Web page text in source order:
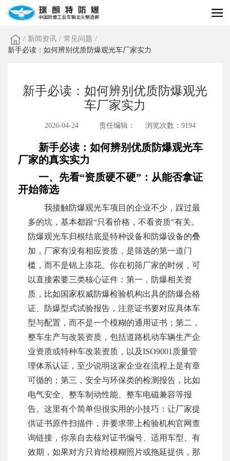
/ 新闻资讯 / 常见问题 /
新手必读：如何辨别优质防爆观光车厂家实力
新手必读：如何辨别优质防爆观光
车厂家实力
2026-04-24 责任编辑： 浏览次数：9194
新手必读：如何辨别优质防爆观光车
厂家的真实实力
一、先看“资质硬不硬”：从能否拿证
开始筛选
我接触防爆观光车项目的企业不少，踩过最
多的坑，基本都跟“只看价格，不看资质”有关。
防爆观光车归根结底是特种设备和防爆设备的叠
加，厂家有没有相应资质，是筛选的第一道门
槛，而不是锦上添花。你在初筛厂家的时候，可
以直接索要三类核心证件：第一，防爆相关资
质，比如国家权威防爆检验机构出具的防爆合格
证、防爆型式试验报告，注意证书要对应具体车
型与配置，而不是一个模糊的通用证书；第二，
整车生产与改装资质，包括道路机动车辆生产企
业资质或特种车改装资质，以及ISO9001质量管
理体系认证，至少说明这家企业在流程上是有章
可循的；第三，安全与环保类的检测报告，比如
电气安全、整车制动性能、整车电磁兼容等报
告。这里有个简单但很实用的小技巧：让厂家提
供证书原件扫描件，并要求带上检验机构官网查
询链接，你亲自去核对证书编号、适用车型、有
效期，如果对方只肯给模糊照片或拖延提供，那